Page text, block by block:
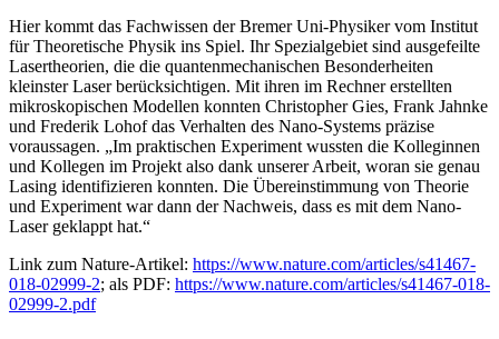
Hier kommt das Fachwissen der Bremer Uni-Physiker vom Institut
für Theoretische Physik ins Spiel. Ihr Spezialgebiet sind ausgefeilte
Lasertheorien, die die quantenmechanischen Besonderheiten
kleinster Laser berücksichtigen. Mit ihren im Rechner erstellten
mikroskopischen Modellen konnten Christopher Gies, Frank Jahnke
und Frederik Lohof das Verhalten des Nano-Systems präzise
voraussagen. „Im praktischen Experiment wussten die Kolleginnen
und Kollegen im Projekt also dank unserer Arbeit, woran sie genau
Lasing identifizieren konnten. Die Übereinstimmung von Theorie
und Experiment war dann der Nachweis, dass es mit dem Nano-
Laser geklappt hat.“
Link zum Nature-Artikel: https://www.nature.com/articles/s41467-
018-02999-2; als PDF: https://www.nature.com/articles/s41467-018-
02999-2.pdf